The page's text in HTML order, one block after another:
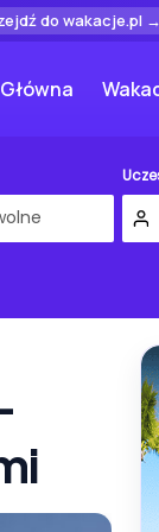
do wakacje.pl